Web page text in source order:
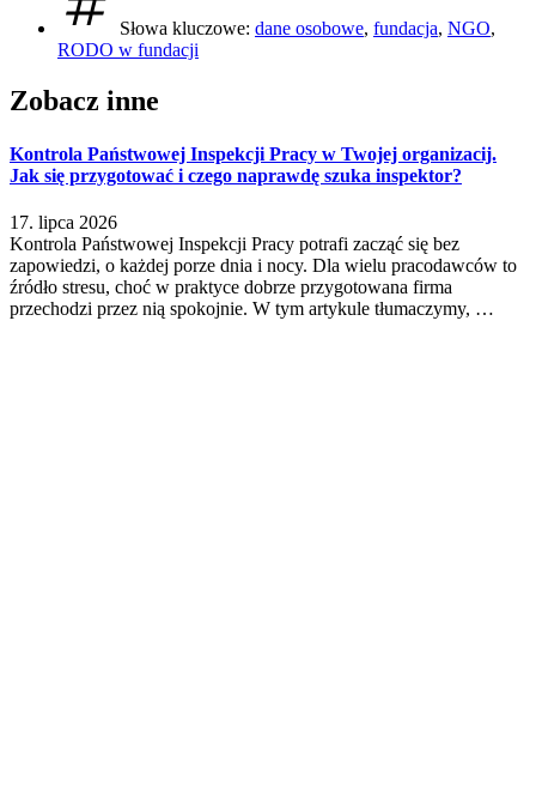
Słowa kluczowe: dane osobowe, fundacja, NGO,
RODO w fundacji
Zobacz inne
Kontrola Państwowej Inspekcji Pracy w Twojej organizacij.
Jak się przygotować i czego naprawdę szuka inspektor?
17. lipca 2026
Kontrola Państwowej Inspekcji Pracy potrafi zacząć się bez
zapowiedzi, o każdej porze dnia i nocy. Dla wielu pracodawców to
źródło stresu, choć w praktyce dobrze przygotowana firma
przechodzi przez nią spokojnie. W tym artykule tłumaczymy, …